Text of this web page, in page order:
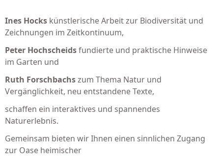
Ines Hocks künstlerische Arbeit zur Biodiversität und
Zeichnungen im Zeitkontinuum,
Peter Hochscheidsfundierte und praktische Hinweise
im Garten und
Ruth Forschbachszum Thema Natur und
Vergänglichkeit, neu entstandene Texte,
schaffen ein interaktives und spannendes
Naturerlebnis.
Gemeinsam bieten wir Ihnen einen sinnlichen Zugang
zur Oase heimischer